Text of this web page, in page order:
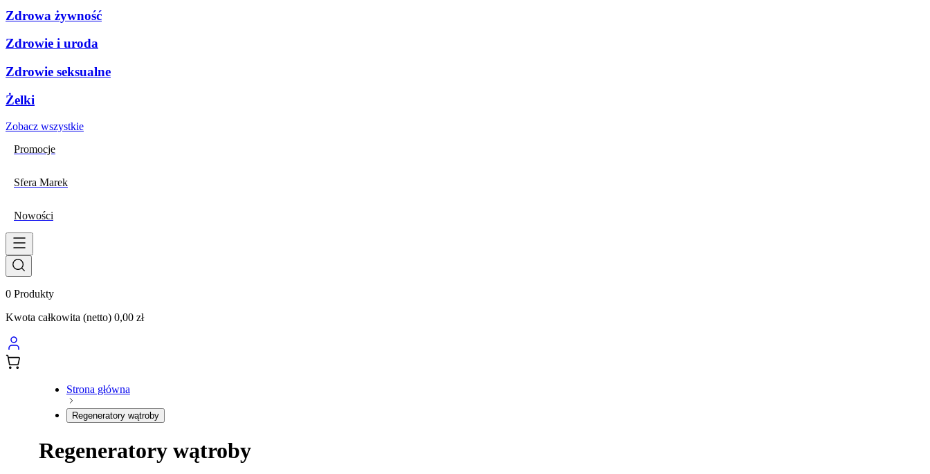
Zdrowa żywność
Zdrowie i uroda
Zdrowie seksualne
Żelki
Zobacz wszystkie
Promocje
Sfera Marek
Nowości
0 Produkty
Kwota całkowita (netto) 0,00 zł
Strona główna
Regeneratory wątroby
Regeneratory wątroby